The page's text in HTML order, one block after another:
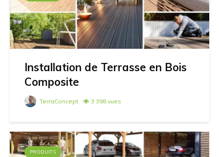
Installation de Terrasse en Bois
Composite
TerraConcept 3 398 vues
PRODUITS